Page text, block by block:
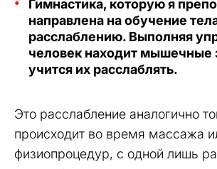
Гимнастика, которую я
направлена на обучение
расслаблению. Выполняя
человек находит мышечные
учится их расслаблять.
Это расслабление аналогично
происходит во время массажа
физиопроцедур, с одной лишь